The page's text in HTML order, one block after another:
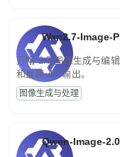
Wan2.7-Image-
万相 2.7 图像生成与编
和最高 4K 输出。
图像生成与处理
Qwen-Image-